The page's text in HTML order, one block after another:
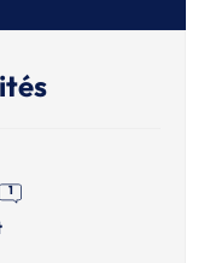
1